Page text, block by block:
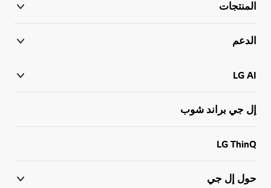
المنتجات
الدعم
LG AI
إل جي براند شوب
LG ThinQ
حول إل جي